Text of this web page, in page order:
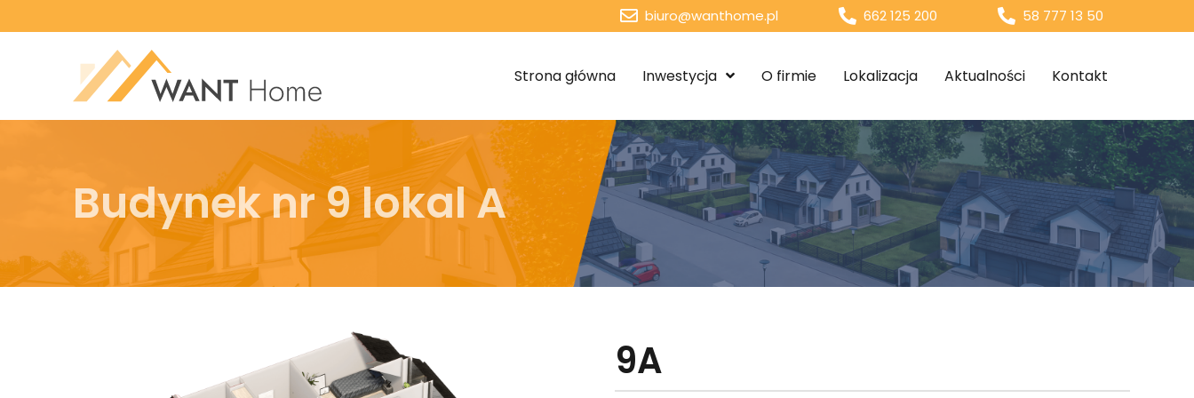
biuro@wanthome.pl 662 125 200 58 777 13 50
Strona główna Inwestycja O firmie Lokalizacja Aktualności Kontakt
Budynek nr 9 lokal A
9A